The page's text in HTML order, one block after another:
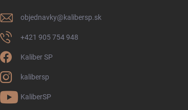
objednavky@kalibersp.sk
+421 905 754 948
Kaliber SP
kalibersp
KaliberSP